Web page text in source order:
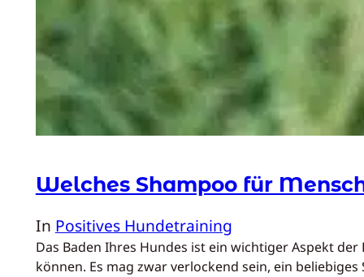
Welches Shampoo für
In Positives Hundetraining
Das Baden Ihres Hundes ist ein wichtiger Aspekt
können. Es mag zwar verlockend sein, ein